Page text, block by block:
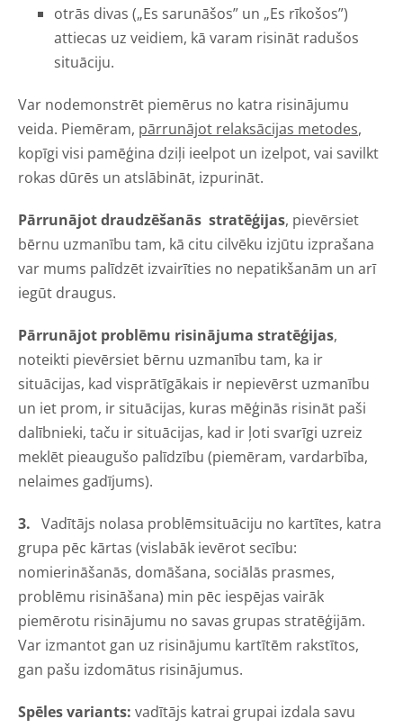
otrās divas („Es sarunāšos” un „Es rīkošos”)
attiecas uz veidiem, kā varam risināt radušos
situāciju.
Var nodemonstrēt piemērus no katra risinājumu
veida. Piemēram, pārrunājot relaksācijas metodes,
kopīgi visi pamēģina dziļi ieelpot un izelpot, vai savilkt
rokas dūrēs un atslābināt, izpurināt.
Pārrunājot draudzēšanās stratēģijas, pievērsiet
bērnu uzmanību tam, kā citu cilvēku izjūtu izprašana
var mums palīdzēt izvairīties no nepatikšanām un arī
iegūt draugus.
Pārrunājot problēmu risinājuma stratēģijas,
noteikti pievērsiet bērnu uzmanību tam, ka ir
situācijas, kad visprātīgākais ir nepievērst uzmanību
un iet prom, ir situācijas, kuras mēģinās risināt paši
dalībnieki, taču ir situācijas, kad ir ļoti svarīgi uzreiz
meklēt pieaugušo palīdzību (piemēram, vardarbība,
nelaimes gadījums).
3. Vadītājs nolasa problēmsituāciju no kartītes, katra
grupa pēc kārtas (vislabāk ievērot secību:
nomierināšanās, domāšana, sociālās prasmes,
problēmu risināšana) min pēc iespējas vairāk
piemērotu risinājumu no savas grupas stratēģijām.
Var izmantot gan uz risinājumu kartītēm rakstītos,
gan pašu izdomātus risinājumus.
Spēles variants: vadītājs katrai grupai izdala savu